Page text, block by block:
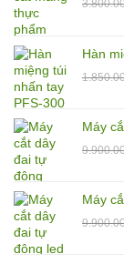
Hàn
Máy
Máy